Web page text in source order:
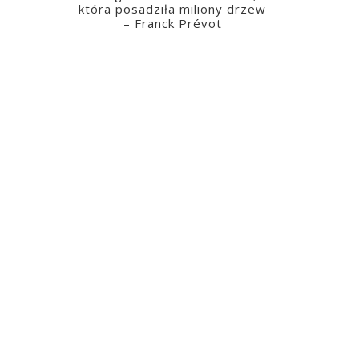
która posadziła miliony drzew
– Franck Prévot